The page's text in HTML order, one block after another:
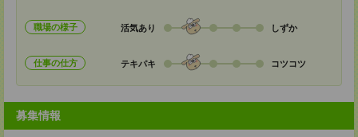
職場の様子 活気あり しずか
仕事の仕方 テキパキ コツコツ
募集情報